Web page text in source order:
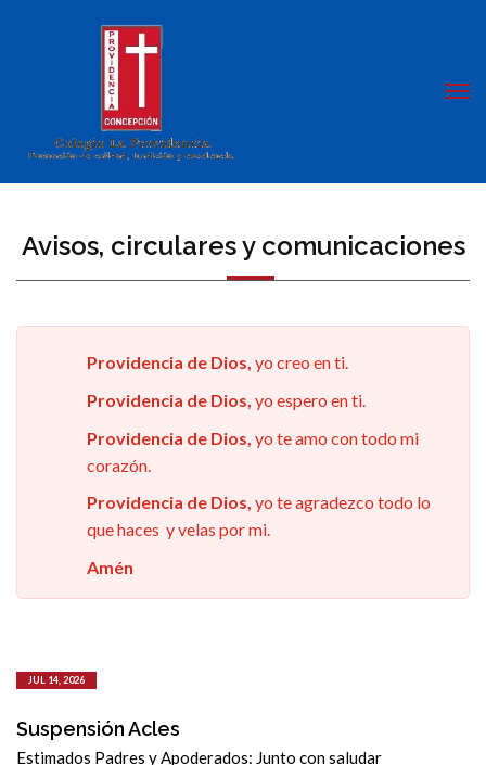
Avisos, circulares y comunicaciones
Providencia de Dios, yo creo en ti.
Providencia de Dios, yo espero en ti.
Providencia de Dios, yo te amo con todo mi
corazón.
Providencia de Dios, yo te agradezco todo lo
que haces y velas por mi.
Amén
JUL 14, 2026
Suspensión Acles
Estimados Padres y Apoderados: Junto con saludar